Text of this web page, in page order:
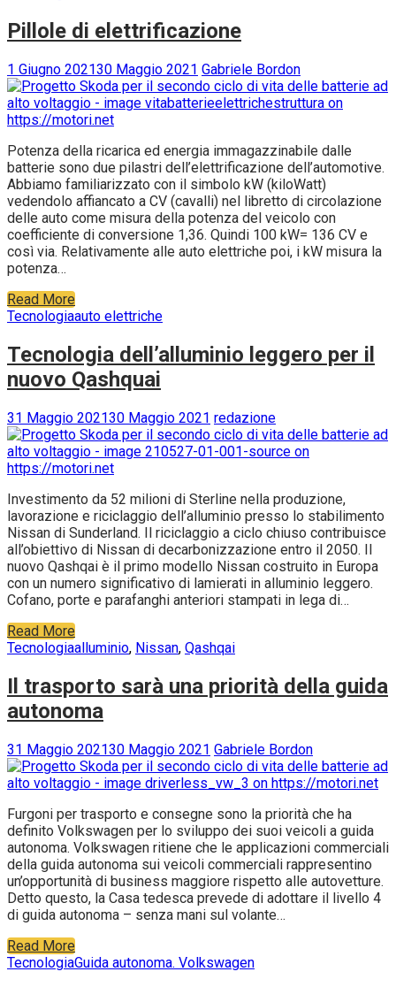
Pillole di elettrificazione
1 Giugno 202130 Maggio 2021 Gabriele Bordon
Potenza della ricarica ed energia immagazzinabile dalle
batterie sono due pilastri dell’elettrificazione dell’automotive.
Abbiamo familiarizzato con il simbolo kW (kiloWatt)
vedendolo affiancato a CV (cavalli) nel libretto di circolazione
delle auto come misura della potenza del veicolo con
coefficiente di conversione 1,36. Quindi 100 kW= 136 CV e
così via. Relativamente alle auto elettriche poi, i kW misura la
potenza…
Read More
Tecnologiaauto elettriche
Tecnologia dell’alluminio leggero per il
nuovo Qashquai
31 Maggio 202130 Maggio 2021 redazione
Investimento da 52 milioni di Sterline nella produzione,
lavorazione e riciclaggio dell’alluminio presso lo stabilimento
Nissan di Sunderland. Il riciclaggio a ciclo chiuso contribuisce
all’obiettivo di Nissan di decarbonizzazione entro il 2050. Il
nuovo Qashqai è il primo modello Nissan costruito in Europa
con un numero significativo di lamierati in alluminio leggero.
Cofano, porte e parafanghi anteriori stampati in lega di…
Read More
Tecnologiaalluminio, Nissan, Qashqai
Il trasporto sarà una priorità della guida
autonoma
31 Maggio 202130 Maggio 2021 Gabriele Bordon
Furgoni per trasporto e consegne sono la priorità che ha
definito Volkswagen per lo sviluppo dei suoi veicoli a guida
autonoma. Volkswagen ritiene che le applicazioni commerciali
della guida autonoma sui veicoli commerciali rappresentino
un’opportunità di business maggiore rispetto alle autovetture.
Detto questo, la Casa tedesca prevede di adottare il livello 4
di guida autonoma – senza mani sul volante…
Read More
TecnologiaGuida autonoma. Volkswagen